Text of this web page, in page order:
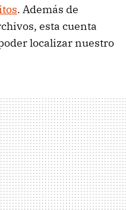
. Además de
esta cuenta
localizar nuestro